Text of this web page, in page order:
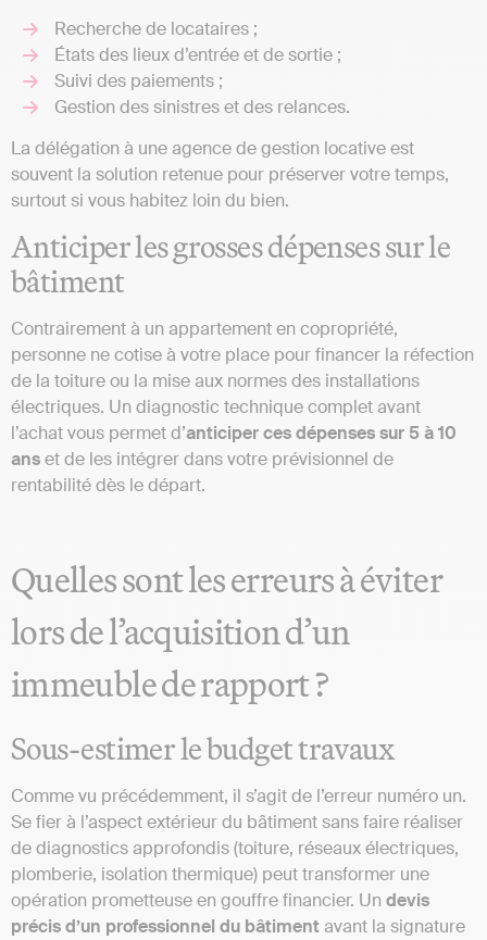
Recherche de locataires ;
États des lieux d’entrée et de sortie ;
Suivi des paiements ;
Gestion des sinistres et des relances.
La délégation à une agence de gestion locative est
souvent la solution retenue pour préserver votre temps,
surtout si vous habitez loin du bien.
Anticiper les grosses dépenses sur le
bâtiment
Contrairement à un appartement en copropriété,
personne ne cotise à votre place pour financer la réfection
de la toiture ou la mise aux normes des installations
électriques. Un diagnostic technique complet avant
l’achat vous permet d’anticiper ces dépenses sur 5 à 10
anset de les intégrer dans votre prévisionnel de
rentabilité dès le départ.
Quelles sont les erreurs à éviter
lors de l’acquisition d’un
immeuble de rapport ?
Sous-estimer le budget travaux
Comme vu précédemment, il s’agit de l’erreur numéro un.
Se fier à l’aspect extérieur du bâtiment sans faire réaliser
de diagnostics approfondis (toiture, réseaux électriques,
plomberie, isolation thermique) peut transformer une
opération prometteuse en gouffre financier. Un devis
précis d’un professionnel du bâtimentavant la signature